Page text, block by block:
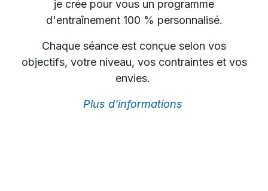
je crée pour vous un programme
d'entraînement 100 % personnalisé.
Chaque séance est conçue selon vos
objectifs, votre niveau, vos contraintes et vos
envies.
Plus d'informations